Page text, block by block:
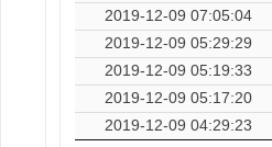
2019-12-09 07:05:04
2019-12-09 05:29:29
2019-12-09 05:19:33
2019-12-09 05:17:20
2019-12-09 04:29:23